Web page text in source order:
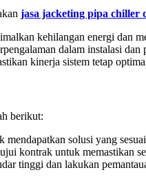
jasa jacketing pipa chiller
kehilangan energi dan
dalam instalasi
kinerja sistem tetap
berikut:
solusi yang
kontrak untuk memastikan
tinggi dan lakukan